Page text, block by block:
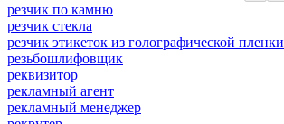
резчик по камню
резчик стекла
резчик этикеток из голографической пленки
резьбошлифовщик
реквизитор
рекламный агент
рекламный менеджер